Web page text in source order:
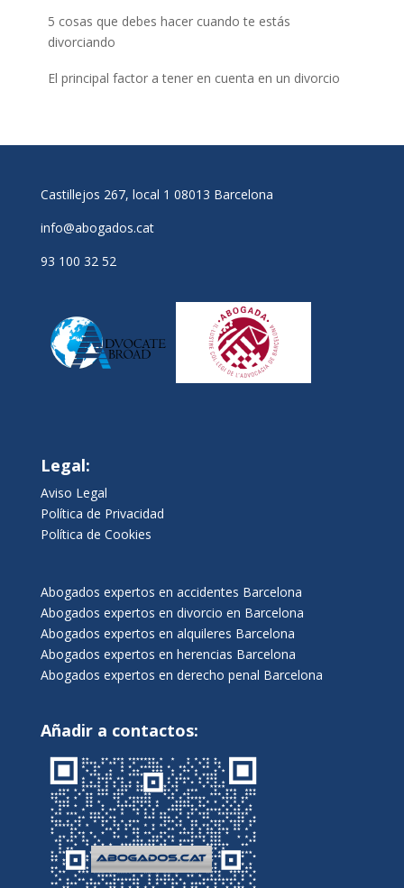
5 cosas que debes hacer cuando te estás
divorciando
El principal factor a tener en cuenta en un divorcio
Castillejos 267, local 1 08013 Barcelona
info@abogados.cat
93 100 32 52
Legal:
Aviso Legal
Política de Privacidad
Política de Cookies
Abogados expertos en accidentes Barcelona
Abogados expertos en divorcio en Barcelona
Abogados expertos en alquileres Barcelona
Abogados expertos en herencias Barcelona
Abogados expertos en derecho penal Barcelona
Añadir a contactos: